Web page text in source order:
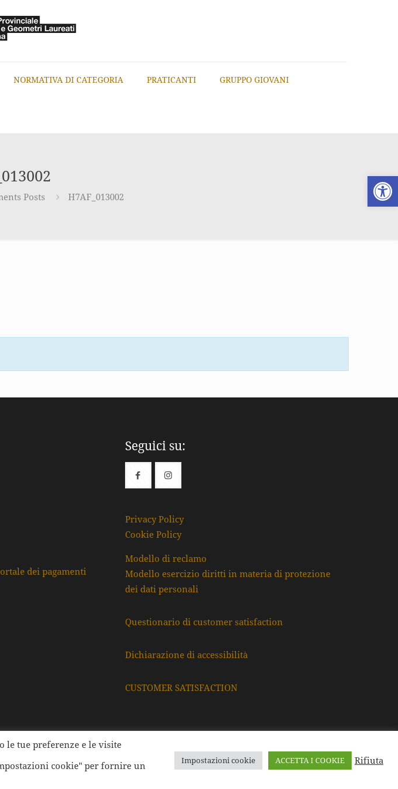
Apri
NORMATIVA DI CATEGORIA PRATICANTI GRUPPO GIOVANI
Posts H7AF_013002
dei pagamenti
Seguici su:
Privacy Policy
Cookie Policy
Modello di reclamo
Modello esercizio diritti in materia di protezione
dei dati personali
Questionario di customer satisfaction
Dichiarazione di accessibilità
CUSTOMER SATISFACTION
| Tutti i diritti Riservati | Cod.F. e P.Iva: 80009220395
le tue preferenze e le visite
cookie" per fornire un
Impostazioni cookie ACCETTA I COOKIE Rifiuta